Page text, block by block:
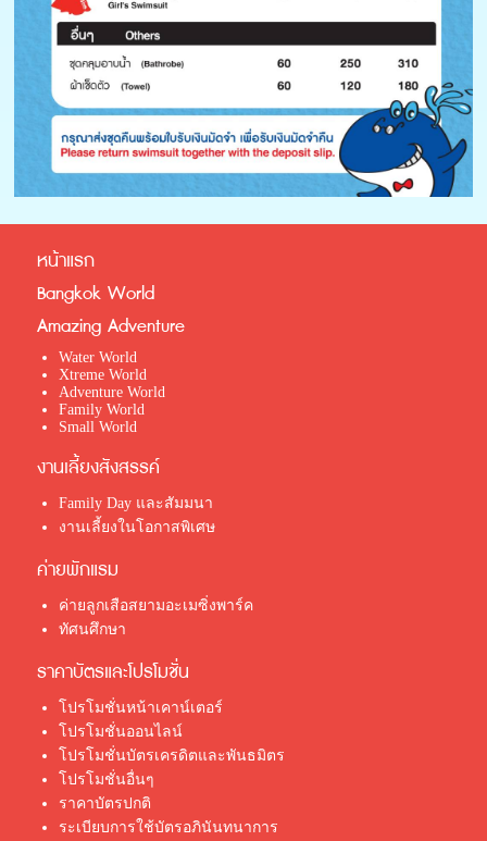
หน้าแรก
Bangkok World
Amazing Adventure
Water World
Xtreme World
Adventure World
Family World
Small World
งานเลี้ยงสังสรรค์
Family Day และสัมมนา
งานเลี้ยงในโอกาสพิเศษ
ค่ายพักแรม
ค่ายลูกเสือสยามอะเมซิ่งพาร์ค
ทัศนศึกษา
ราคาบัตรและโปรโมชั่น
โปรโมชั่นหน้าเคาน์เตอร์
โปรโมชั่นออนไลน์
โปรโมชั่นบัตรเครดิตและพันธมิตร
โปรโมชั่นอื่นๆ
ราคาบัตรปกติ
ระเบียบการใช้บัตรอภินันทนาการ